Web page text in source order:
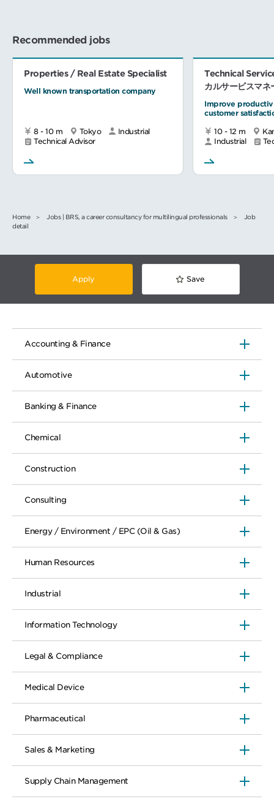
Recommended jobs
Properties / Real Estate Specialist
Well known transportation company
8 - 10 m Tokyo
Industrial
Technical Advisor
Technical
カルサービスマネ
Improve
customer
10 - 12 m
Industrial
Home Jobs | BRS, a career consultancy for multilingual professionals
Job
detail
Apply Save
Accounting & Finance
Automotive
Banking & Finance
Chemical
Construction
Consulting
Energy / Environment / EPC (Oil & Gas)
Human Resources
Industrial
Information Technology
Legal & Compliance
Medical Device
Pharmaceutical
Sales & Marketing
Supply Chain Management